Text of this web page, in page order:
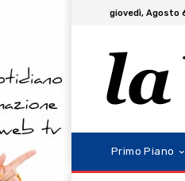
giovedì, Agosto
Primo Piano